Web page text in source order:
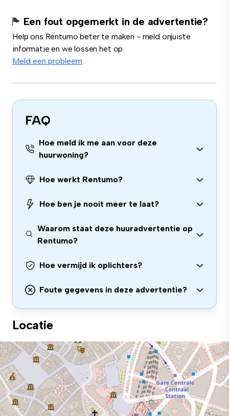
Een fout opgemerkt in de advertentie?
Help ons Rentumo beter te maken - meld onjuiste
informatie en we lossen het op.
Meld een probleem
FAQ
Hoe meld ik me aan voor deze
huurwoning?
Hoe werkt Rentumo?
Hoe ben je nooit meer te laat?
Waarom staat deze huuradvertentie op
Rentumo?
Hoe vermijd ik oplichters?
Foute gegevens in deze advertentie?
Locatie